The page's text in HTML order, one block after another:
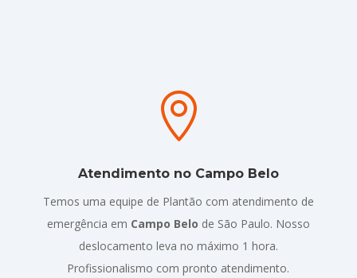

Atendimento no Campo Belo
Temos uma equipe de Plantão com atendimento de
emergência em Campo Belo de São Paulo. Nosso
deslocamento leva no máximo 1 hora.
Profissionalismo com pronto atendimento.